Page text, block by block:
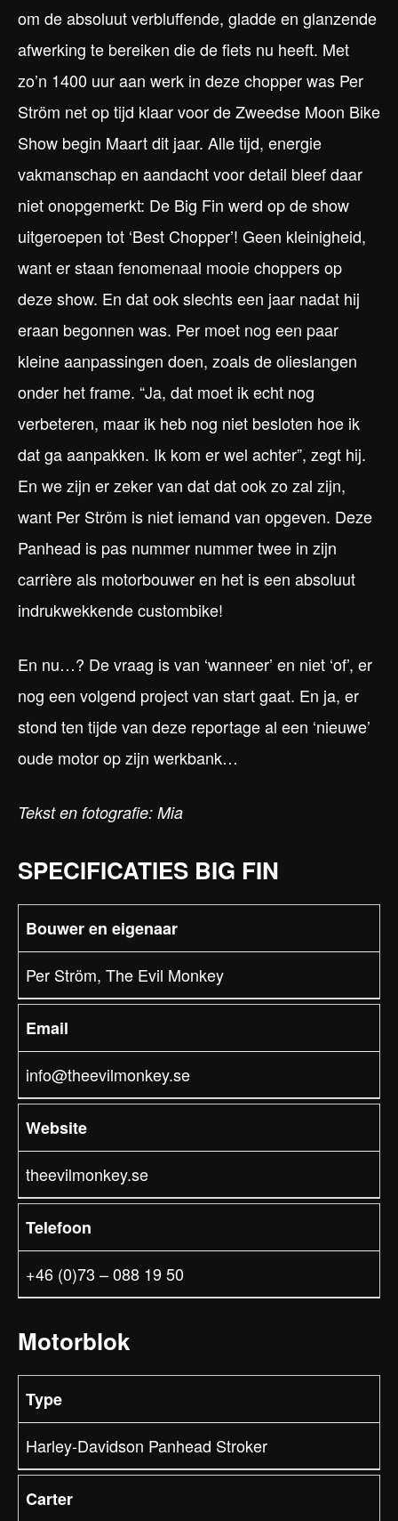
om de absoluut verbluffende, gladde en glanzende
afwerking te bereiken die de fiets nu heeft. Met
zo’n 1400 uur aan werk in deze chopper was Per
Ström net op tijd klaar voor de Zweedse Moon Bike
Show begin Maart dit jaar. Alle tijd, energie
vakmanschap en aandacht voor detail bleef daar
niet onopgemerkt: De Big Fin werd op de show
uitgeroepen tot ‘Best Chopper’! Geen kleinigheid,
want er staan fenomenaal mooie choppers op
deze show. En dat ook slechts een jaar nadat hij
eraan begonnen was. Per moet nog een paar
kleine aanpassingen doen, zoals de olieslangen
onder het frame. “Ja, dat moet ik echt nog
verbeteren, maar ik heb nog niet besloten hoe ik
dat ga aanpakken. Ik kom er wel achter”, zegt hij.
En we zijn er zeker van dat dat ook zo zal zijn,
want Per Ström is niet iemand van opgeven. Deze
Panhead is pas nummer nummer twee in zijn
carrière als motorbouwer en het is een absoluut
indrukwekkende custombike!
En nu…? De vraag is van ‘wanneer’ en niet ‘of’, er
nog een volgend project van start gaat. En ja, er
stond ten tijde van deze reportage al een ‘nieuwe’
oude motor op zijn werkbank…
Tekst en fotografie: Mia
SPECIFICATIES BIG FIN
Bouwer en eigenaar
Per Ström, The Evil Monkey
Email
info@theevilmonkey.se
Website
theevilmonkey.se
Telefoon
+46 (0)73 – 088 19 50
Motorblok
Type
Harley-Davidson Panhead Stroker
Carter